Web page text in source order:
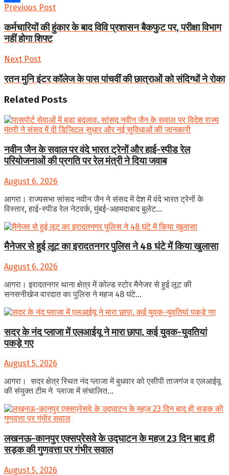
Share
Previous Post
कर्मचारियों की हुंकार के बाद विवि प्रशासन बैकफुट पर, परीक्षा विभाग
नहीं होगा शिफ्ट
Next Post
रतन मुनि इंटर कॉलेज के पास पांचवीं की छात्राओं को संदिग्धों ने रोका
Related Posts
नवीन जैन के सवाल पर वंदे भारत ट्रेनों और हाई-स्पीड रेल
परियोजनाओं की प्रगति पर रेल मंत्री ने दिया जवाब
August 6, 2026
आगरा। राज्यसभा सांसद नवीन जैन ने संसद में देश में वंदे भारत ट्रेनों के
विस्तार, हाई-स्पीड रेल नेटवर्क, मुंबई-अहमदाबाद बुलेट...
मैनेजर से हुई लूट का इरादतनगर पुलिस ने 48 घंटे में किया खुलासा
August 6, 2026
आगरा। इरादतनगर थाना क्षेत्र में कोल्ड स्टोर मैनेजर से हुई लूट की
सनसनीखेज वारदात का पुलिस ने महज 48 घंटे...
सदर के नंद प्लाजा में एलआईयू ने मारा छापा, कई युवक-युवतियां
पकड़े गए
August 5, 2026
आगरा। सदर क्षेत्र स्थित नंद प्लाजा में बुधवार को एसीपी ताजगंज व एलआईयू
की संयुक्त टीम ने प्लाजा में संचालित...
लखनऊ-कानपुर एक्सप्रेसवे के उद्घाटन के महज 23 दिन बाद ही
सड़क की गुणवत्ता पर गंभीर सवाल
August 5, 2026